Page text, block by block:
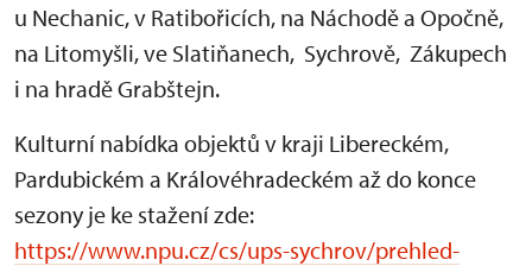
u Nechanic, v Ratibořicích, na Náchodě a Opočně,
na Litomyšli, ve Slatiňanech, Sychrově, Zákupech
i na hradě Grabštejn.
Kulturní nabídka objektů v kraji Libereckém,
Pardubickém a Královéhradeckém až do konce
sezony je ke stažení zde:
https://www.npu.cz/cs/ups-sychrov/prehled-